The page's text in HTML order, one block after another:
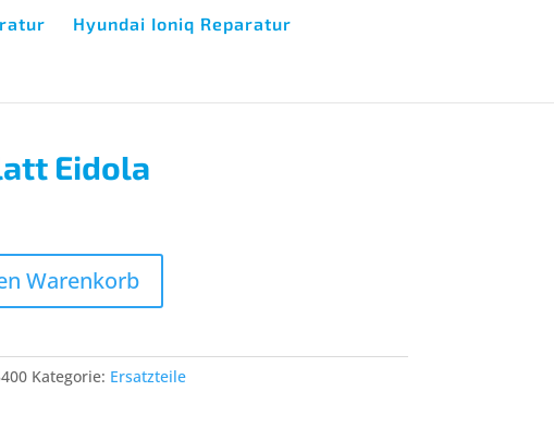
Hyundai Ioniq Reparatur
Eidola
Warenkorb
Kategorie: Ersatzteile